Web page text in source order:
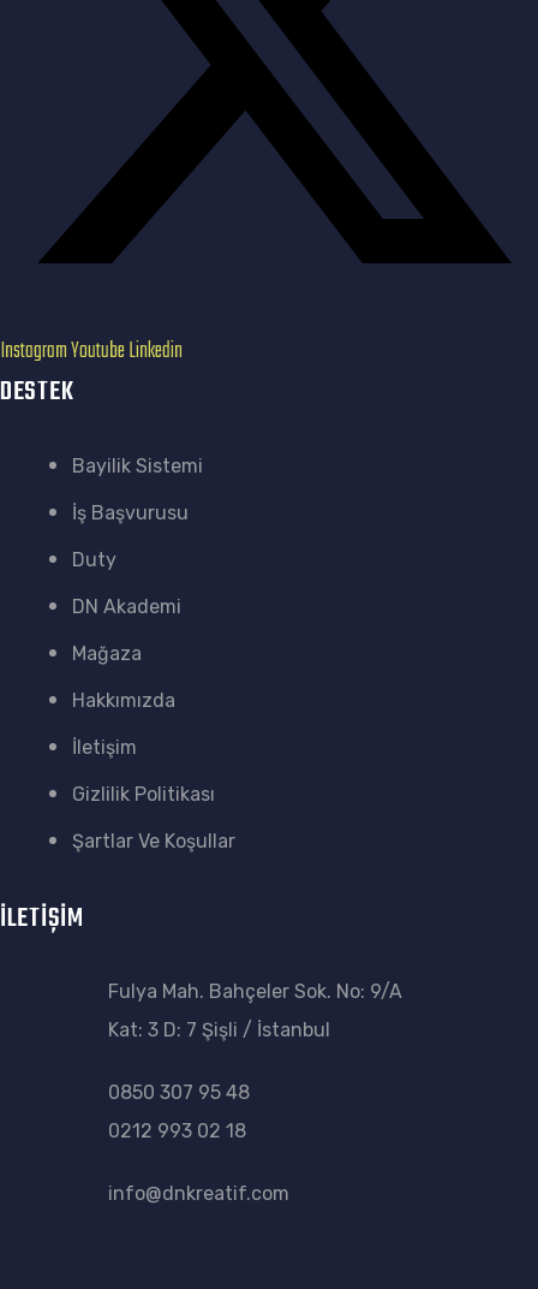
InstagramYoutubeLinkedin
DESTEK
Bayilik Sistemi
İş Başvurusu
Duty
DN Akademi
Mağaza
Hakkımızda
İletişim
Gizlilik Politikası
Şartlar Ve Koşullar
İLETİŞİM
Fulya Mah. Bahçeler Sok. No: 9/A
Kat: 3 D: 7 Şişli / İstanbul
0850 307 95 48
0212 993 02 18
info@dnkreatif.com